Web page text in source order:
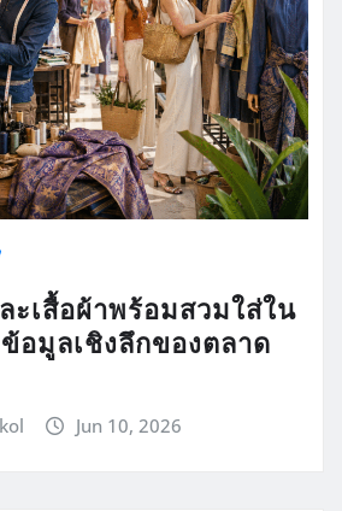
ะเสื้อผ้าพร้อมสวมใส่ใน
อมูลเชิงลึกของตลาด
Jun 10, 2026